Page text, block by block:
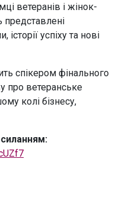
ветеранів і жінок-
успіху та нові
спікером фінального
ветеранське
колі бізнесу,